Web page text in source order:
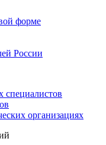
форме
России
специалистов
организациях